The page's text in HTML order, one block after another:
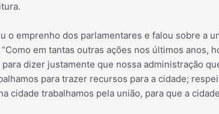
o emprenho dos parlamentares e falou sobre a
em tantas outras ações nos últimos anos,
dizer justamente que nossa administração
para trazer recursos para a cidade;
cidade trabalhamos pela união, para que a